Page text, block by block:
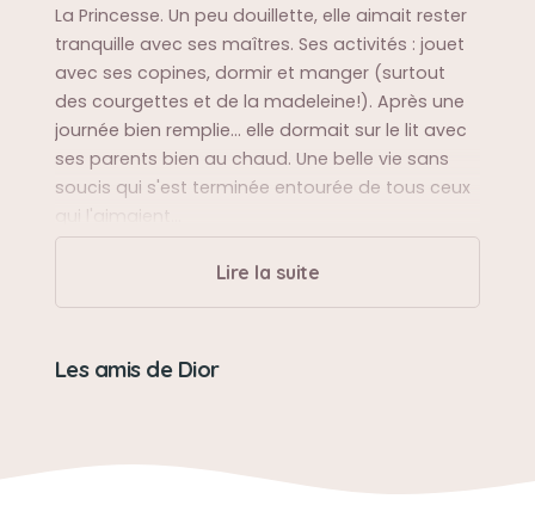
La Princesse. Un peu douillette, elle aimait rester
tranquille avec ses maîtres. Ses activités : jouet
avec ses copines, dormir et manger (surtout
des courgettes et de la madeleine!). Après une
journée bien remplie... elle dormait sur le lit avec
ses parents bien au chaud. Une belle vie sans
soucis qui s'est terminée entourée de tous ceux
qui l'aimaient...
Sa balade préférée
copine Burb avant d'aller se recoucher au chaud
Aller boire de l'eau au bassin des poissons
Lire la suite
Les amis de Dior